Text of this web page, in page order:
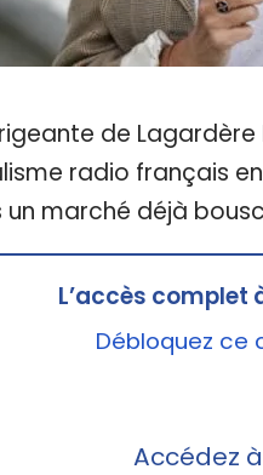
de
radio français
un marché déjà
L’accès complet
Débloquez ce
Accédez